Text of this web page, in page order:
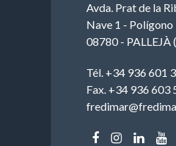
Avda. Prat de la
Nave 1 -
08780 - PALLEJÀ
Tél. +34 936 601
Fax. +34 936 603